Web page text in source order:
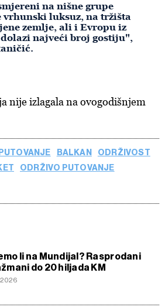
na nišne grupe
luksuz, na tržišta
zemlje, ali i Evropu iz
najveći broj gostiju",
nije izlagala na ovogodišnjem
PUTOVANJE BALKAN
ODRŽIVOST
ODRŽIVO PUTOVANJE
li na Mundijal? Rasprodani
do 20 hiljada KM